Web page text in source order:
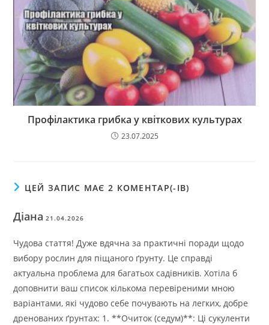
Профілактика грибка у квіткових культурах
23.07.2025
ЦЕЙ ЗАПИС МАЄ 2 КОМЕНТАР(-ІВ)
Діана 21.04.2026
Чудова стаття! Дуже вдячна за практичні поради щодо
вибору рослин для піщаного ґрунту. Це справді
актуальна проблема для багатьох садівників. Хотіла б
доповнити ваш список кількома перевіреними мною
варіантами, які чудово себе почувають на легких, добре
дренованих ґрунтах: 1. **Очиток (седум)**: Ці сукуленти